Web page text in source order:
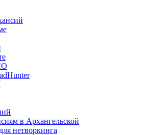
в Архангельской
нетворкинга